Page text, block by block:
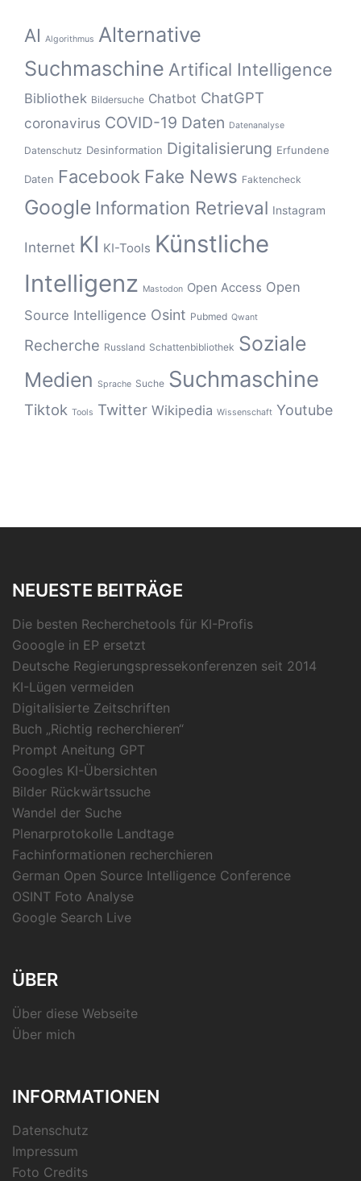
AI Algorithmus Alternative
Suchmaschine Artifical Intelligence
Bibliothek Bildersuche Chatbot ChatGPT
coronavirus COVID-19 Daten Datenanalyse
Datenschutz Desinformation Digitalisierung Erfundene
Daten Facebook Fake News Faktencheck
Google Information Retrieval Instagram
Internet KI KI-Tools Künstliche
Intelligenz Mastodon Open Access Open
Source Intelligence Osint Pubmed Qwant
Recherche Russland Schattenbibliothek Soziale
Medien Sprache Suche Suchmaschine
Tiktok Tools Twitter Wikipedia Wissenschaft Youtube
NEUESTE BEITRÄGE
Die besten Recherchetools für KI-Profis
Gooogle in EP ersetzt
Deutsche Regierungspressekonferenzen seit 2014
KI-Lügen vermeiden
Digitalisierte Zeitschriften
Buch „Richtig recherchieren“
Prompt Aneitung GPT
Googles KI-Übersichten
Bilder Rückwärtssuche
Wandel der Suche
Plenarprotokolle Landtage
Fachinformationen recherchieren
German Open Source Intelligence Conference
OSINT Foto Analyse
Google Search Live
ÜBER
Über diese Webseite
Über mich
INFORMATIONEN
Datenschutz
Impressum
Foto Credits